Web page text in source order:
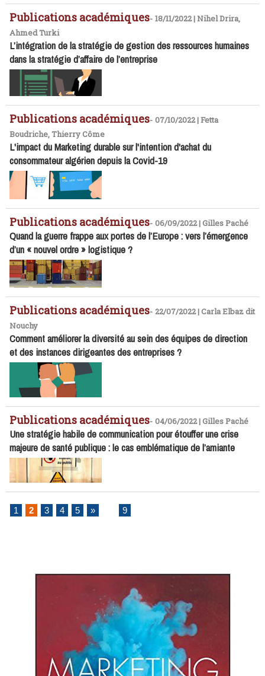
Publications académiques- 18/11/2022 | Nihel Drira,
Ahmed Turki
L’intégration de la stratégie de gestion des ressources humaines
dans la stratégie d’affaire de l’entreprise
Publications académiques- 07/10/2022 | Fetta
Boudriche, Thierry Côme
L'impact du Marketing durable sur l'intention d'achat du
consommateur algérien depuis la Covid-19
Publications académiques- 06/09/2022 | Gilles Paché
Quand la guerre frappe aux portes de l’Europe : vers l’émergence
d’un « nouvel ordre » logistique ?
Publications académiques- 22/07/2022 | Carla Elbaz dit
Nouchy
Comment améliorer la diversité au sein des équipes de direction
et des instances dirigeantes des entreprises ?
Publications académiques- 04/06/2022 | Gilles Paché
Une stratégie habile de communication pour étouffer une crise
majeure de santé publique : le cas emblématique de l’amiante
1 2 3 4 5 » 9